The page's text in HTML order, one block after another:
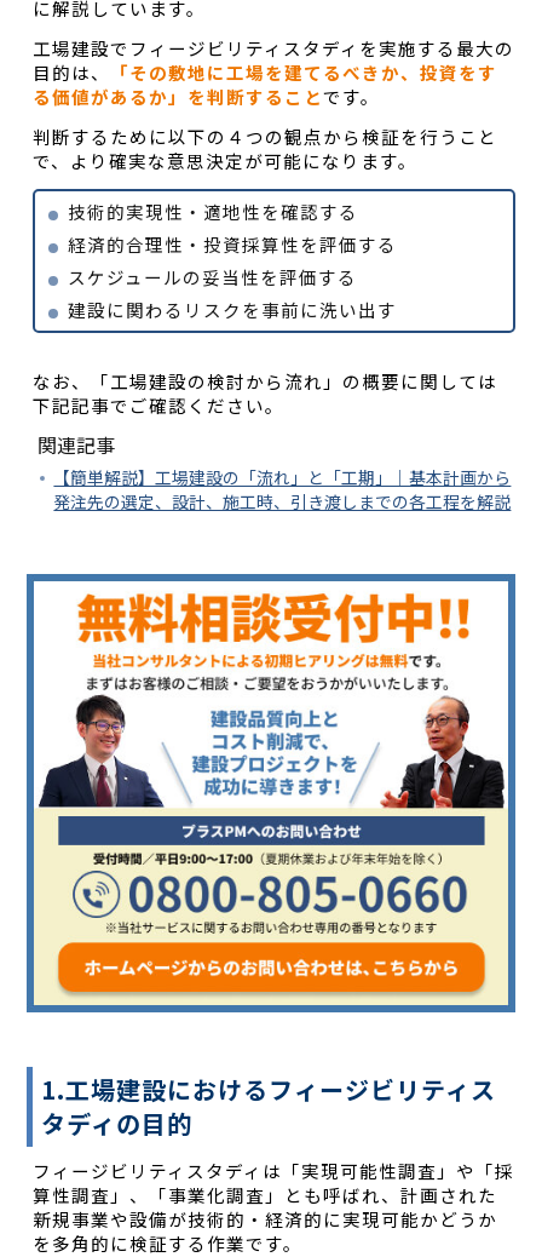
に解説しています。
工場建設でフィージビリティスタディを実施する最大の
目的は、
「その敷地に工場を建てるべきか、投資をす
る価値があるか」を判断することです。
判断するために以下の４つの観点から検証を行うこと
で、より確実な意思決定が可能になります。
技術的実現性・適地性を確認する
経済的合理性・投資採算性を評価する
スケジュールの妥当性を評価する
建設に関わるリスクを事前に洗い出す
なお、「工場建設の検討から流れ」の概要に関しては
下記記事でご確認ください。
関連記事
【簡単解説】工場建設の「流れ」と「工期」｜基本計画から
発注先の選定、設計、施工時、引き渡しまでの各工程を解説
1.工場建設におけるフィージビリティス
タディの目的
フィージビリティスタディは「実現可能性調査」や「採
算性調査」、「事業化調査」とも呼ばれ、計画された
新規事業や設備が技術的・経済的に実現可能かどうか
を多角的に検証する作業です。